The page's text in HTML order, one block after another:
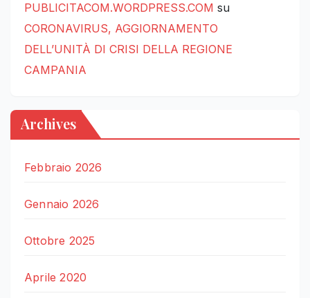
PUBLICITACOM.WORDPRESS.COM su
CORONAVIRUS, AGGIORNAMENTO
DELL’UNITÀ DI CRISI DELLA REGIONE
CAMPANIA
Archives
Febbraio 2026
Gennaio 2026
Ottobre 2025
Aprile 2020